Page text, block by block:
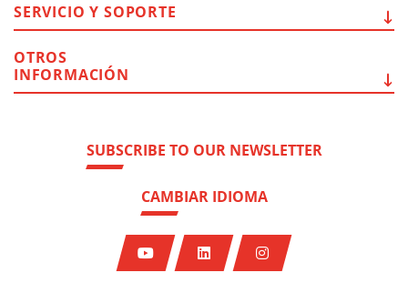
SUBSCRIBE TO OUR NEWSLETTER
CAMBIAR IDIOMA
SERVICIO Y SOPORTE
OTROS
INFORMACIÓN